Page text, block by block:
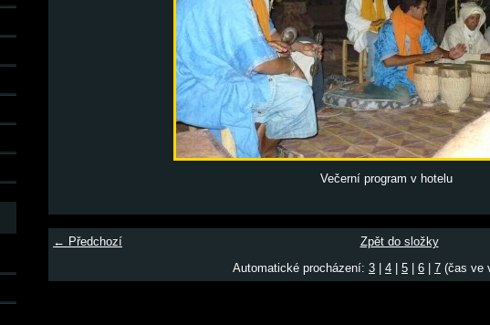
Večerní program v hotelu
← Předchozí
Zpět do složky
Automatické procházení: 3 4 5 6 7 (čas ve